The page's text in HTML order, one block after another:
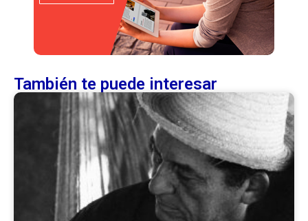
También te puede interesar